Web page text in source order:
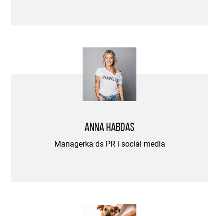
Anna Habdas
Managerka ds PR i social media